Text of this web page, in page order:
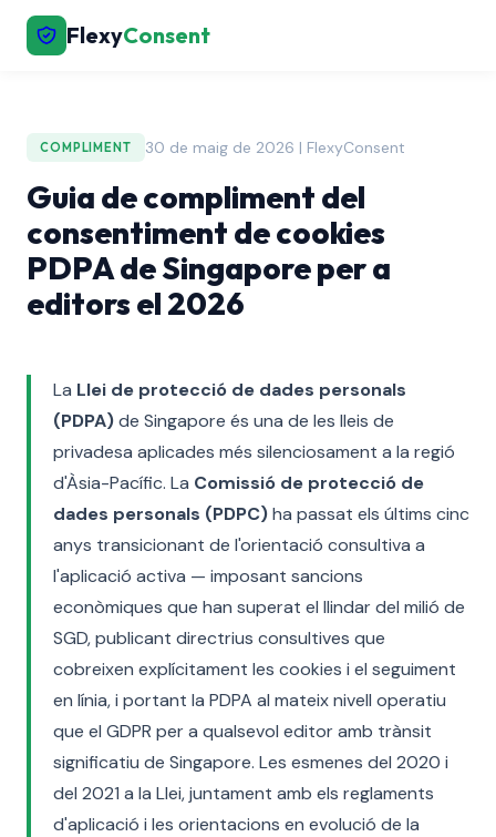
FlexyConsent
COMPLIMENT 30 de maig de 2026 | FlexyConsent
Guia de compliment del
consentiment de cookies
PDPA de Singapore per a
editors el 2026
La Llei de protecció de dades personals
(PDPA)de Singapore és una de les lleis de
privadesa aplicades més silenciosament a la regió
d'Àsia-Pacífic. La Comissió de protecció de
dades personals (PDPC)ha passat els últims cinc
anys transicionant de l'orientació consultiva a
l'aplicació activa — imposant sancions
econòmiques que han superat el llindar del milió de
SGD, publicant directrius consultives que
cobreixen explícitament les cookies i el seguiment
en línia, i portant la PDPA al mateix nivell operatiu
que el GDPR per a qualsevol editor amb trànsit
significatiu de Singapore. Les esmenes del 2020 i
del 2021 a la Llei, juntament amb els reglaments
d'aplicació i les orientacions en evolució de la